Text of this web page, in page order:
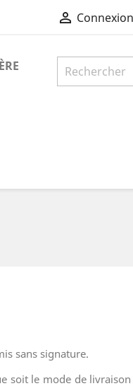
 Connexion
sans signature.
soit le mode de